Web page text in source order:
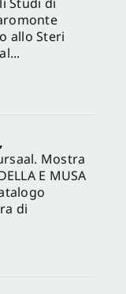
Studi di
allo Steri
Mostra
E MUSA
di